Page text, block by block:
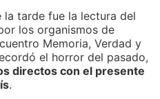
la tarde fue la lectura del
los organismos de
Memoria, Verdad y
el horror del pasado,
directos con el presente
.